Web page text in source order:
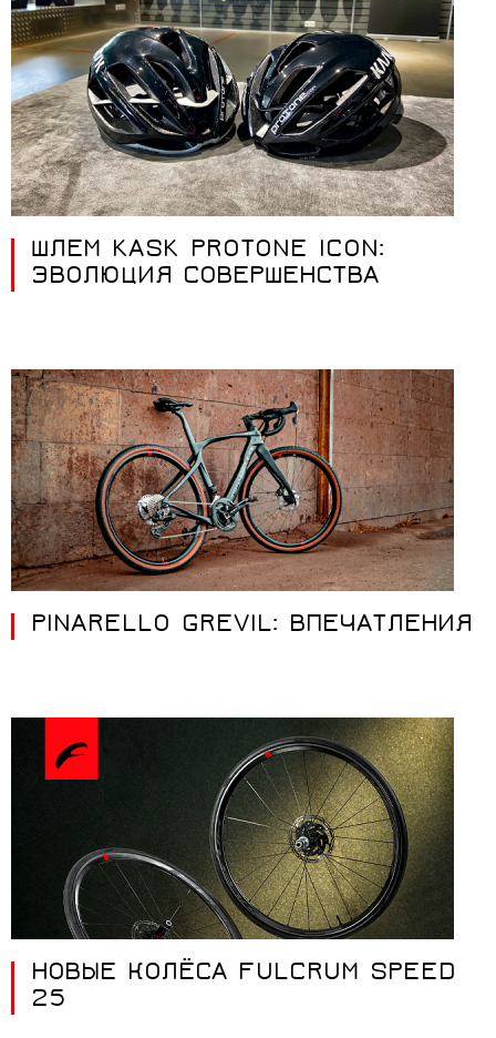
ШЛЕМ KASK PROTONE ICON:
ЭВОЛЮЦИЯ СОВЕРШЕНСТВА
PINARELLO GREVIL: ВПЕЧАТЛЕНИЯ
НОВЫЕ КОЛЁСА FULCRUM SPEED
25